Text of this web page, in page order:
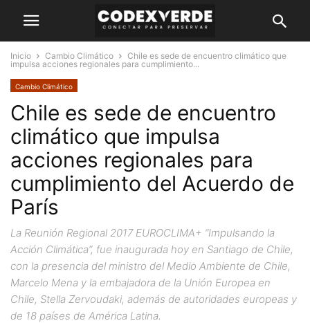
Inicio Cambio Climático
Chile es sede de encuentro climático que
impulsa acciones regionales para cumplimiento...
Cambio Climático
Chile es sede de encuentro
climático que impulsa
acciones regionales para
cumplimiento del Acuerdo de
París
La Reunión Regional 2017 EUROCLIMA+ “Impulsando la
Acción Climática”, fue inaugurada hoy en Santiago de Chile,
con la presencia del ministro del Medio Ambiente de Chile,
Marcelo Mena y la embajadora de la Unión Europea en
Chile, Stella Zervoudaki, además de autoridades europeas y
de 18 países de América Latina.